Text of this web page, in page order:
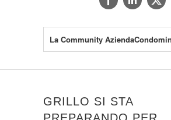
La Community
GRILLO SI STA